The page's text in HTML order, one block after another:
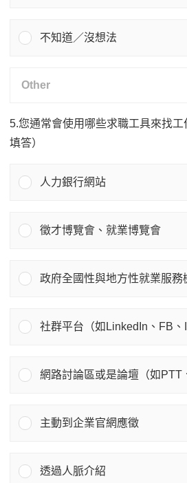
不知道／沒想法
5.您通常會使用哪些求職工具來找
填答）
人力銀行網站
徵才博覽會、就業博覽會
政府全國性與地方性就業服務
社群平台（如LinkedIn、FB、
網路討論區或是論壇（如PTT
主動到企業官網應徵
透過人脈介紹